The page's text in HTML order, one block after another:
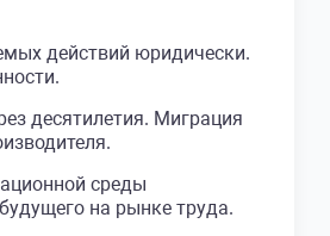
действий юридически.
десятилетия. Миграция
среды
на рынке труда.